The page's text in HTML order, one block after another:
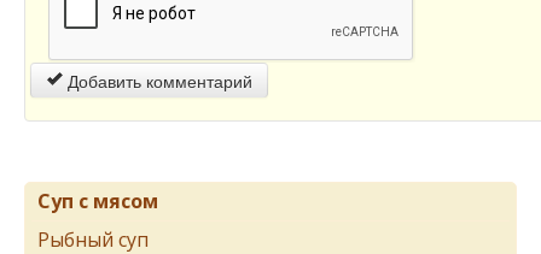
Добавить комментарий
Суп с мясом
Рыбный суп